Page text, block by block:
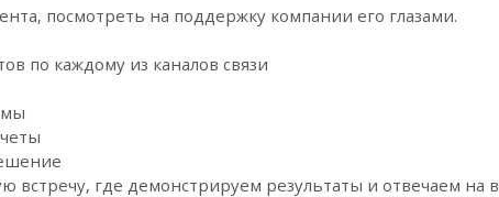
посмотреть на поддержку компании его глазами.
по каждому из каналов связи
встречу, где демонстрируем результаты и отвечаем на